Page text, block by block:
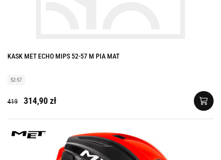
KASK MET ECHO MIPS 52-57 M PIA MAT
52-57
419 314,90 zł